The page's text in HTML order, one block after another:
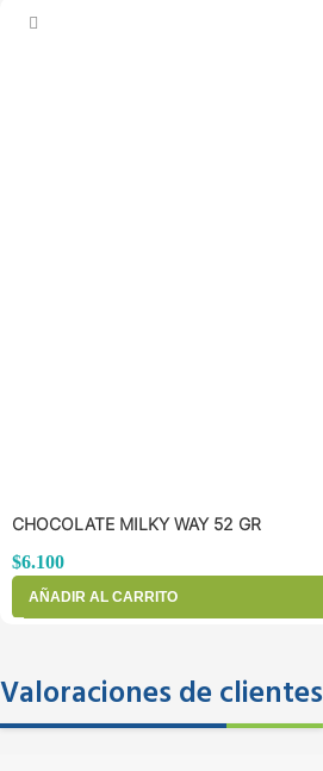
CHOCOLATE MILKY WAY 52 GR
$6.100
AÑADIR AL CARRITO
Valoraciones de clientes